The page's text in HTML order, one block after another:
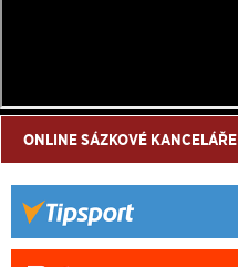
ONLINE SÁZKOVÉ KANCELÁŘE